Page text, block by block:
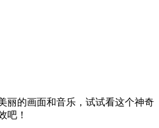
丽的画面和音乐，试试看这个神奇
吧！